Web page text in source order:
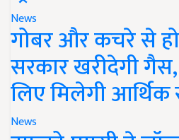
News
गोबर और कचरे से
सरकार खरीदेगी
लिए मिलेगी आर्थिक
News